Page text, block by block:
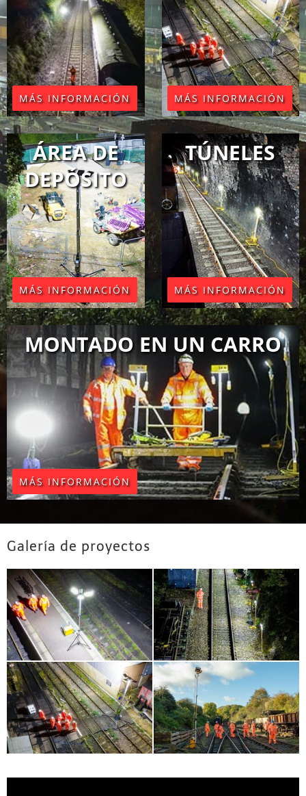
MÁS INFORMACIÓN MÁS INFORMACIÓN
ÁREA DE
DEPÓSITO
MÁS INFORMACIÓN
MONTADO EN UN CARRO
MÁS INFORMACIÓN
TÚNELES
MÁS INFORMACIÓN
Galería de proyectos